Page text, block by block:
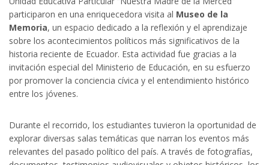
participaron en una enriquecedora visita al Museo de la
Memoria, un espacio dedicado a la reflexión y el aprendizaje
sobre los acontecimientos políticos más significativos de la
historia reciente de Ecuador. Esta actividad fue gracias a la
invitación especial del Ministerio de Educación, en su esfuerzo
por promover la conciencia cívica y el entendimiento histórico
entre los jóvenes.
Durante el recorrido, los estudiantes tuvieron la oportunidad de
explorar diversas salas temáticas que narran los eventos más
relevantes del pasado político del país. A través de fotografías,